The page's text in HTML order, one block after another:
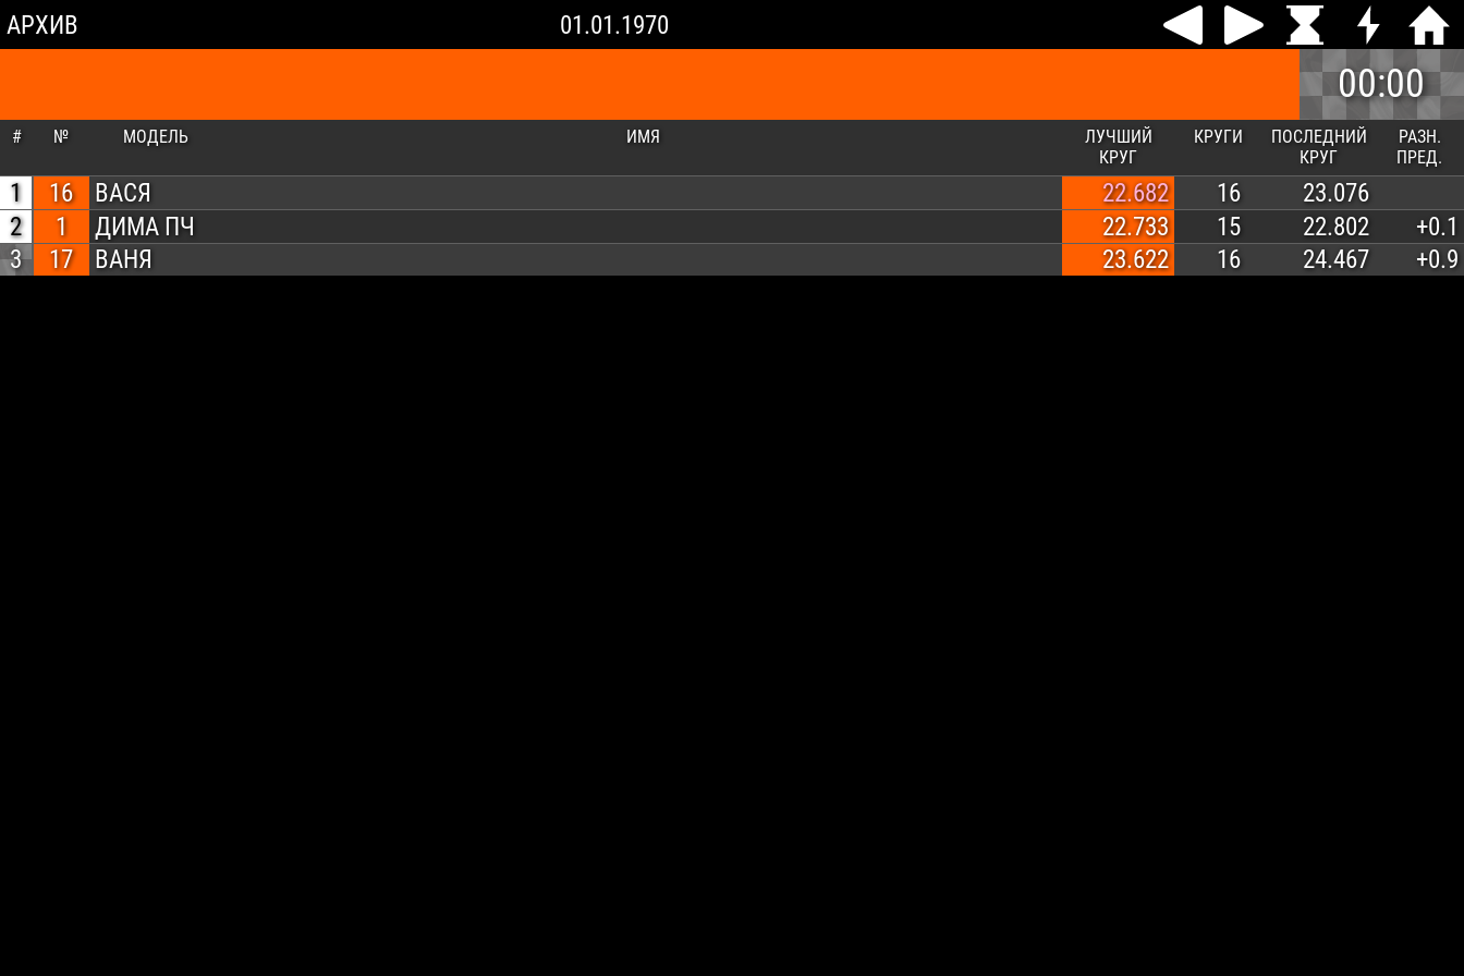
АРХИВ 01.01.1970
00:00
# № МОДЕЛЬ ИМЯ
ЛУЧШИЙ
КРУГ
КРУГИ
ПОСЛЕДНИЙ
КРУГ
РАЗН.
ПРЕД.
1 16 ВАСЯ 22.682 16
23.076
2
1 ДИМА ПЧ 22.733 15 22.802
+0.1
3
17 ВАНЯ 23.622 16 24.467 +0.9